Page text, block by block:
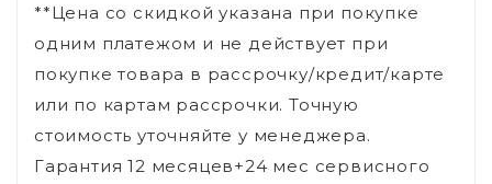
**Цена со скидкой указана при покупке
одним платежом и не действует при
покупке товара в рассрочку/кредит/карте
или по картам рассрочки. Точную
стоимость уточняйте у менеджера.
Гарантия 12 месяцев+24 мес сервисного